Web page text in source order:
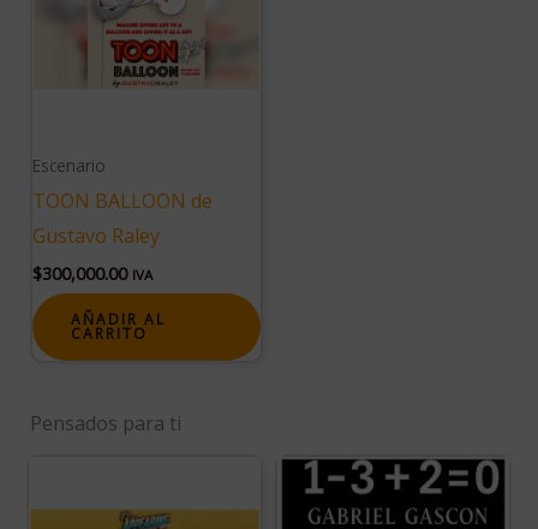
Escenario
TOON BALLOON de
Gustavo Raley
$300,000.00 IVA
AÑADIR AL
CARRITO
Pensados para ti